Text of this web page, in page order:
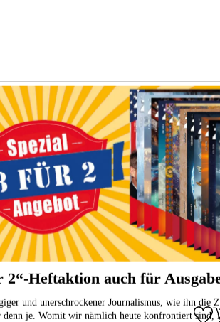
20 ml
Keine Energie? Keine Lust? Es liegt
der Zunge, aber es fällt Ihnen nicht ein? Die
Urtrinktur stärkt Merkfähigkeit,
Lebensfreude, Ausdauer &
Lebenskraft!
2“-Heftaktion auch für
und unerschrockener Journalismus, wie ihn die
denn je. Womit wir nämlich heute konfrontiert sind,